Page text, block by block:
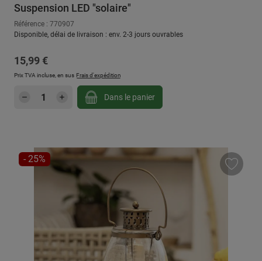
Suspension LED "solaire"
Référence : 770907
Disponible, délai de livraison : env. 2-3 jours ouvrables
Prix régulier :
15,99 €
Prix TVA incluse, en sus Frais d'expédition
Quantité de produit : Entrez la quantité
Dans le panier
RÉDUCTION
- 25%